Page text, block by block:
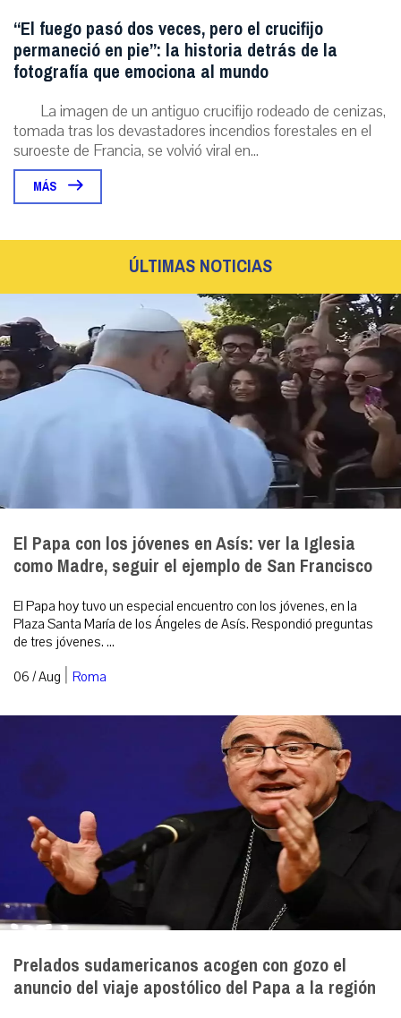
“El fuego pasó dos veces, pero el crucifijo
permaneció en pie”: la historia detrás de la
fotografía que emociona al mundo
La imagen de un antiguo crucifijo rodeado de cenizas,
tomada tras los devastadores incendios forestales en el
suroeste de Francia, se volvió viral en...
MÁS
ÚLTIMAS NOTICIAS
El Papa con los jóvenes en Asís: ver la Iglesia
como Madre, seguir el ejemplo de San Francisco
El Papa hoy tuvo un especial encuentro con los jóvenes, en la
Plaza Santa María de los Ángeles de Asís. Respondió preguntas
de tres jóvenes. ...
06 / Aug | Roma
Prelados sudamericanos acogen con gozo el
anuncio del viaje apostólico del Papa a la región